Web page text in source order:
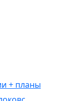
+ планы